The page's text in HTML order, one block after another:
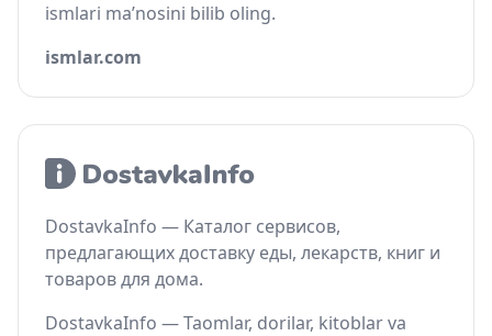
ismlari ma’nosini bilib oling.
ismlar.com
DostavkaInfo — Каталог сервисов,
предлагающих доставку еды, лекарств, книг и
товаров для дома.
DostavkaInfo — Taomlar, dorilar, kitoblar va